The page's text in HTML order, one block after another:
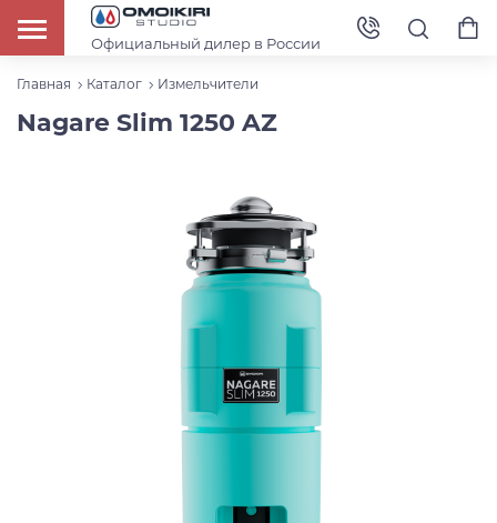
Официальный дилер в России
Главная Каталог Измельчители
Nagare Slim 1250 AZ